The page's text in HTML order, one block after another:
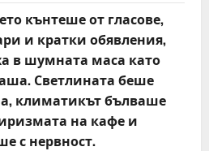
кънтеше от гласове,
и кратки обявления,
в шумната маса като
Светлината беше
климатикът бълваше
на кафе и
с нервност.